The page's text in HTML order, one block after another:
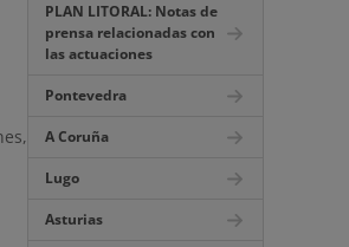
PLAN LITORAL: Notas de
prensa relacionadas con
las actuaciones
Pontevedra
A Coruña
Lugo
Asturias